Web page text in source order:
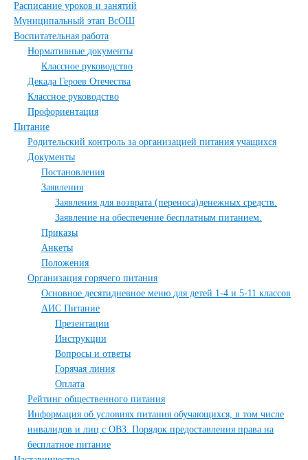
Расписание уроков и занятий
Муниципальный этап ВсОШ
Воспитательная работа
Нормативные документы
Классное руководство
Декада Героев Отечества
Классное руководство
Профориентация
Питание
Родительский контроль за организацией питания учащихся
Документы
Постановления
Заявления
Заявления для возврата (переноса)денежных средств.
Заявление на обеспечение бесплатным питанием.
Приказы
Анкеты
Положения
Организация горячего питания
Основное десятидневное меню для детей 1-4 и 5-11 классов
АИС Питание
Презентации
Инструкции
Вопросы и ответы
Горячая линия
Оплата
Рейтинг общественного питания
Информация об условиях питания обучающихся, в том числе
инвалидов и лиц с ОВЗ. Порядок предоставления права на
бесплатное питание